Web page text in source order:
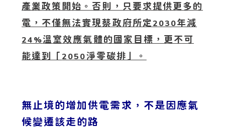
產業政策開始。否則，只要求提供更多的
電，不僅無法實現蔡政府所定2030年減
24%溫室效應氣體的國家目標，更不可
能達到「2050淨零碳排」。
無止境的增加供電需求，不是因應氣
候變遷該走的路